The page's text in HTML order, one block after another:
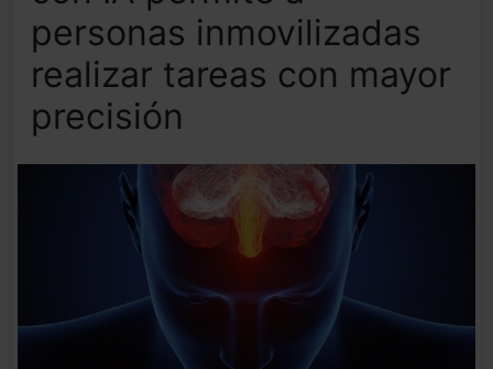
personas inmovilizadas
realizar tareas con mayor
precisión